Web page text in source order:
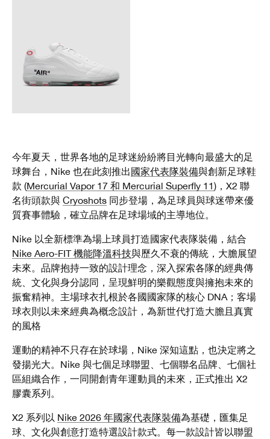
今年夏天，世界各地的足球迷紛紛將目光轉向最盛大的足
球舞台，Nike 也在此刻推出國家代表隊裝備與創新足球鞋
款 (Mercurial Vapor 17 和 Mercurial Superfly 11)，X2 聯
名街頭款與 Cryoshots 同步登場，為足球員與球迷帶來優
質賽事體驗，確立品牌在足球場域的主導地位。
Nike 以全新標準為場上球員打造國家代表隊裝備，結合
Nike Aero-FIT 機能降溫科技與歷久不衰的傳統，大膽展望
未來。品牌抱持一致的設計理念，深入探索各隊的經典傳
統、文化與身分認同，呈現鮮明的樂觀態度與擁抱未來的
振奮精神。主場球衣扎根於各國國家隊的核心 DNA；客場
球衣則以未來經典為概念設計，為新世代打造大膽且真實
的風格
運動的精神不只存在於球場，Nike 深知這點，也決定將之
發揚光大。Nike 與七個足球聯盟、七個聯名品牌、七個社
區組織合作，一同開創青年運動員的未來，正式推出 X2
膠囊系列。
X2 系列以 Nike 2026 年國家代表隊裝備為基礎，匯集足
球、文化與創意打造特選設計款式。每一款設計皆以聯盟